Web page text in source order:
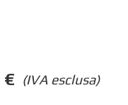
(IVA esclusa)
€